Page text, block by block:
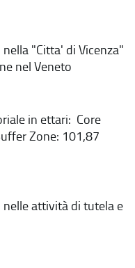
"Citta' di Vicenza"
nel Veneto
in ettari: Core
Zone: 101,87
attività di tutela e